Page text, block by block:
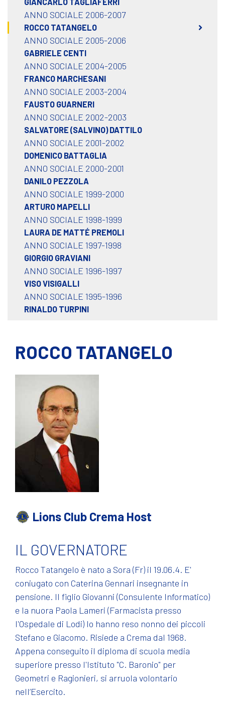
ANNO SOCIALE 2006-2007
ROCCO TATANGELO
ANNO SOCIALE 2005-2006
GABRIELE CENTI
ANNO SOCIALE 2004-2005
FRANCO MARCHESANI
ANNO SOCIALE 2003-2004
FAUSTO GUARNERI
ANNO SOCIALE 2002-2003
SALVATORE (SALVINO) DATTILO
ANNO SOCIALE 2001-2002
DOMENICO BATTAGLIA
ANNO SOCIALE 2000-2001
DANILO PEZZOLA
ANNO SOCIALE 1999-2000
ARTURO MAPELLI
ANNO SOCIALE 1998-1999
LAURA DE MATTÉ PREMOLI
ANNO SOCIALE 1997-1998
GIORGIO GRAVIANI
ANNO SOCIALE 1996-1997
VISO VISIGALLI
ANNO SOCIALE 1995-1996
RINALDO TURPINI
ROCCO TATANGELO
Lions Club Crema Host
IL GOVERNATORE
Rocco Tatangelo è nato a Sora (Fr) il 19.06.4. E'
coniugato con Caterina Gennari insegnante in
pensione. Il figlio Giovanni (Consulente Informatico)
e la nuora Paola Lameri (Farmacista presso
l'Ospedale di Lodi) lo hanno reso nonno dei piccoli
Stefano e Giacomo. Risiede a Crema dal 1968.
Appena conseguito il diploma di scuola media
superiore presso l'Istituto "C. Baronio" per
Geometri e Ragionieri, si arruola volontario
nell’Esercito.